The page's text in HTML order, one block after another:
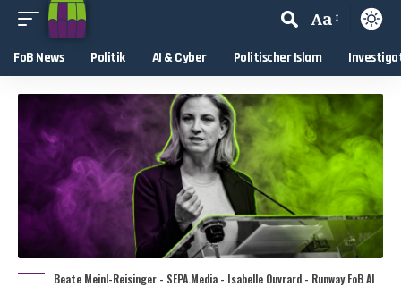
Aa
FoB News Politik AI & Cyber Politischer Islam
Beate Meinl-Reisinger - SEPA.Media - Isabelle Ouvrard - Runway FoB AI